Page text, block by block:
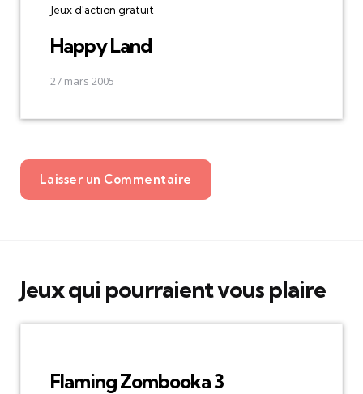
Jeux d'action gratuit
Happy Land
27 mars 2005
Laisser un Commentaire
Jeux qui pourraient vous plaire
Flaming Zombooka 3